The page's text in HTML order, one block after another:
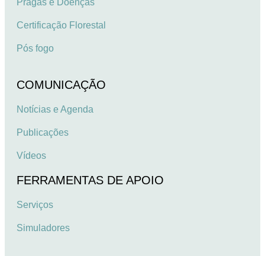
Pragas e Doenças
Certificação Florestal
Pós fogo
COMUNICAÇÃO
Notícias e Agenda
Publicações
Vídeos
FERRAMENTAS DE APOIO
Serviços
Simuladores